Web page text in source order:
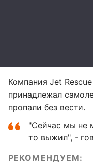
Компания Jet
принадлежал
пропали без вести.
"Сейчас мы не
то выжил", -
РЕКОМЕНДУЕМ: